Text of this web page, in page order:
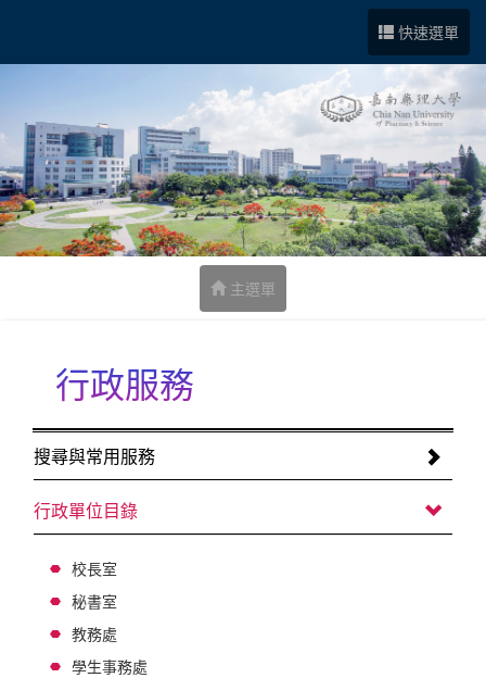
快速選單
主選單
行政服務
搜尋與常用服務
行政單位目錄
校長室
秘書室
教務處
學生事務處